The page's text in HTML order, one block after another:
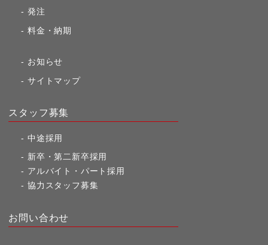
発注
料金・納期
お知らせ
サイトマップ
スタッフ募集
中途採用
新卒・第二新卒採用
アルバイト・パート採用
協力スタッフ募集
お問い合わせ